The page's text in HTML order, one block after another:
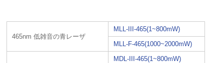
465nm 低雑音の青レーザ
MLL-III-465(1~800mW)
MLL-F-465(1000~2000mW)
MDL-III-465(1~800mW)